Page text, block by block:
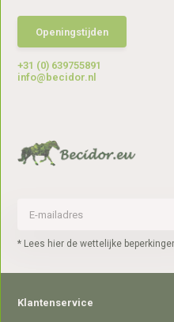
Openingstijden
+31 (0) 639755891
info@becidor.nl
* Lees hier de wettelijke
Klantenservice